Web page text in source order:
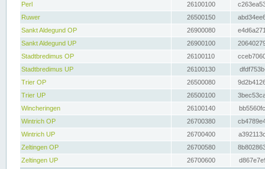
Perl
26100100
Ruwer
26500150
Sankt Aldegund OP
26900080
Sankt Aldegund UP
26900100
Stadtbredimus OP
26100110
Stadtbredimus UP
26100130
Trier OP
26500080
Trier UP
26500100
Wincheringen
26100140
Wintrich OP
26700380
Wintrich UP
26700400
Zeltingen OP
26700580
Zeltingen UP
26700600